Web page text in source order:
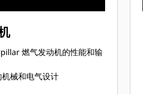
燃气发动机的性能和输
械和电气设计